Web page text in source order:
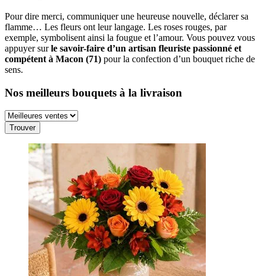
Pour dire merci, communiquer une heureuse nouvelle, déclarer sa
flamme… Les fleurs ont leur langage. Les roses rouges, par
exemple, symbolisent ainsi la fougue et l’amour. Vous pouvez vous
appuyer surle savoir-faire d’un artisan fleuriste passionné et
compétent à Macon (71) pour la confection d’un bouquet riche de
sens.
Nos meilleurs bouquets à la livraison
Trouver